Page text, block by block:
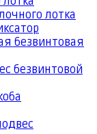
лотка
безвинтовая
безвинтовой